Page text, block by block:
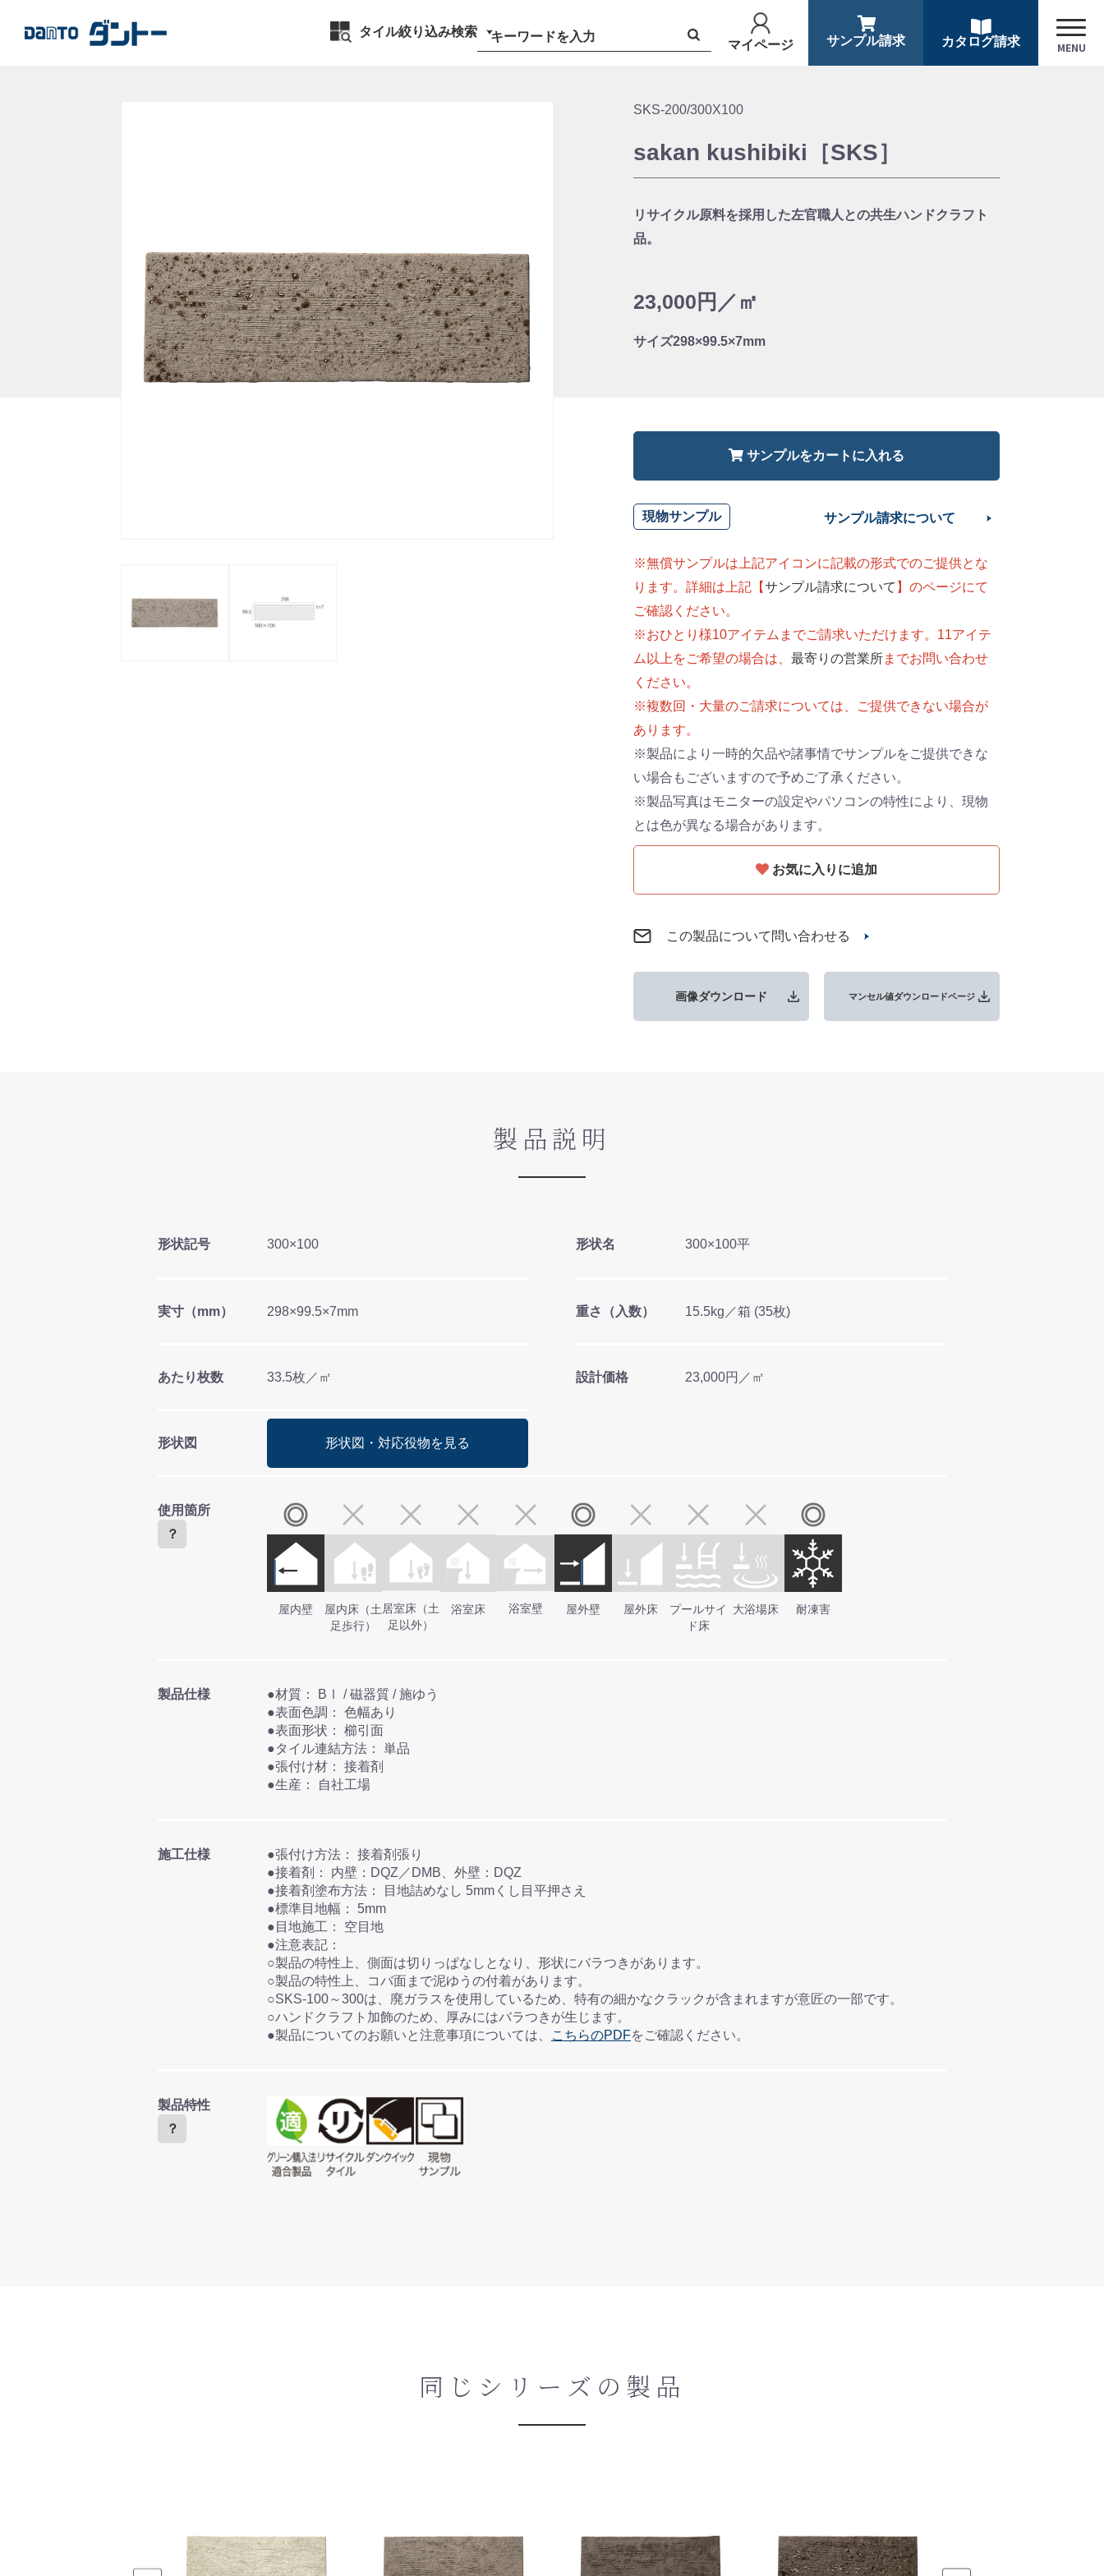
タイル絞り込み検索
マイページ
サンプル請求 カタログ請求 MENU
SKS-200/300X100
sakan kushibiki［SKS］
リサイクル原料を採用した左官職人との共生ハンドクラフト
品。
23,000円／㎡
サイズ298×99.5×7mm
サンプルをカートに入れる
現物サンプル サンプル請求について
※無償サンプルは上記アイコンに記載の形式でのご提供とな
ります。詳細は上記【サンプル請求について 】のページにて
ご確認ください。
※おひとり様10アイテムまでご請求いただけます。11アイテ
ム以上をご希望の場合は、最寄りの営業所までお問い合わせ
ください。
※複数回・大量のご請求については、ご提供できない場合が
あります。
※製品により一時的欠品や諸事情でサンプルをご提供できな
い場合もございますので予めご了承ください。
※製品写真はモニターの設定やパソコンの特性により、現物
とは色が異なる場合があります。
お気に入りに追加
この製品について問い合わせる
画像ダウンロード マンセル値ダウンロードページ
製品説明
形状記号 300×100 形状名 300×100平
実寸（mm） 298×99.5×7mm 重さ（入数） 15.5kg／箱 (35枚)
あたり枚数 33.5枚／㎡ 設計価格 23,000円／㎡
形状図 形状図・対応役物を見る
使用箇所
？
屋内壁
屋内床（土
足歩行）
居室床（土
足以外）
浴室床 浴室壁 屋外壁 屋外床
プールサイ
ド床
大浴場床 耐凍害
製品仕様
●材質： BⅠ / 磁器質 / 施ゆう
●表面色調： 色幅あり
●表面形状： 櫛引面
●タイル連結方法： 単品
●張付け材： 接着剤
●生産： 自社工場
施工仕様
●張付け方法： 接着剤張り
●接着剤： 内壁：DQZ／DMB、外壁：DQZ
●接着剤塗布方法： 目地詰めなし 5mmくし目平押さえ
●標準目地幅： 5mm
●目地施工： 空目地
●注意表記：
○製品の特性上、側面は切りっぱなしとなり、形状にバラつきがあります。
○製品の特性上、コバ面まで泥ゆうの付着があります。
○SKS-100～300は、廃ガラスを使用しているため、特有の細かなクラックが含まれますが意匠の一部です。
○ハンドクラフト加飾のため、厚みにはバラつきが生じます。
●製品についてのお願いと注意事項については、
こちらのPDFをご確認ください。
製品特性
？
同じシリーズの製品